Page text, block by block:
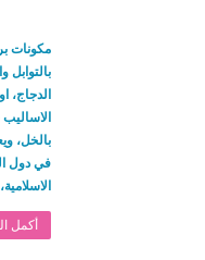
مكونات
بالتوابل
الدجاج،
بالخل،
في دول
أكمل